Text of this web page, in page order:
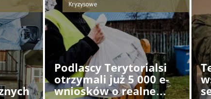
Kryzysowe
Podlascy Terytorialsi
otrzymali już 5 000 e-
wniosków o realne